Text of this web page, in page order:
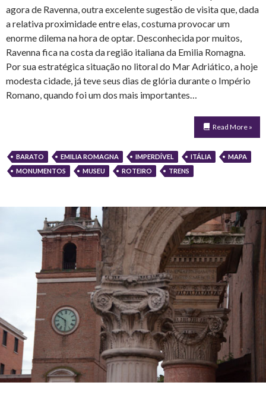
agora de Ravenna, outra excelente sugestão de visita que, dada
a relativa proximidade entre elas, costuma provocar um
enorme dilema na hora de optar. Desconhecida por muitos,
Ravenna fica na costa da região italiana da Emilia Romagna.
Por sua estratégica situação no litoral do Mar Adriático, a hoje
modesta cidade, já teve seus dias de glória durante o Império
Romano, quando foi um dos mais importantes…
Read More »
BARATO EMILIA ROMAGNA IMPERDÍVEL ITÁLIA
MAPA
MONUMENTOS
MUSEU ROTEIRO TRENS